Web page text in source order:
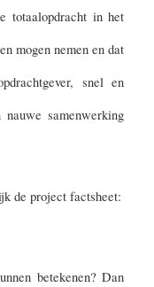
totaalopdracht in het
mogen nemen en dat
snel en
samenwerking
de project factsheet:
betekenen? Dan